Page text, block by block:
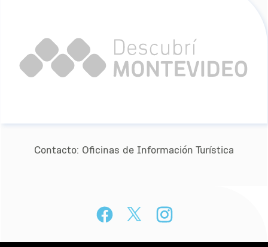
Contacto: Oﬁcinas de Información Turística